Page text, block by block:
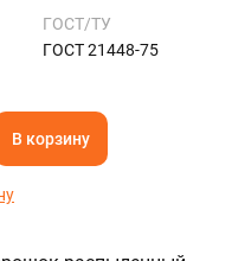
ГОСТ/ТУ
ГОСТ 21448-75
В корзину